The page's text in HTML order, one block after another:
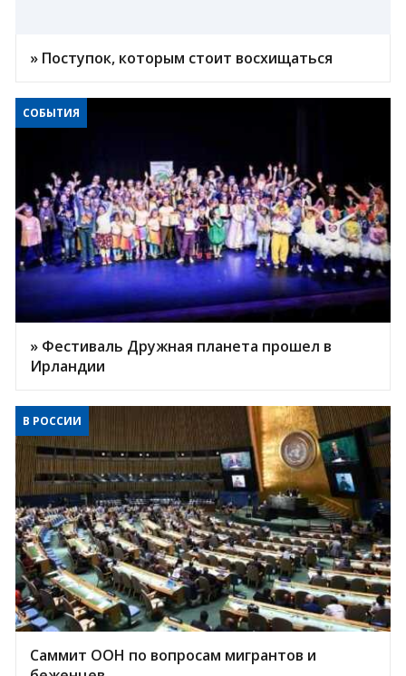
» Поступок, которым стоит восхищаться
СОБЫТИЯ
» Фестиваль Дружная планета прошел в
Ирландии
В РОССИИ
Саммит ООН по вопросам мигрантов и